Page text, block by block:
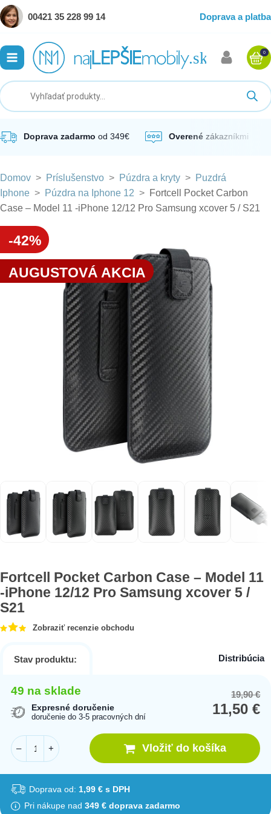
00421 35 228 99 14 Doprava a platba
0
Doprava zadarmo od 349€ Overené zákazníkmi
Domov > Príslušenstvo > Púzdra a kryty > Puzdrá
Iphone > Púzdra na Iphone 12 > Fortcell Pocket Carbon
Case – Model 11 -iPhone 12/12 Pro Samsung xcover 5 / S21
-42%
AUGUSTOVÁ AKCIA
Fortcell Pocket Carbon Case – Model 11
-iPhone 12/12 Pro Samsung xcover 5 /
S21
Zobraziť recenzie obchodu
Stav produktu: Distribúcia
49 na sklade
Expresné doručenie
doručenie do 3-5 pracovných dní
19,90€
11,50€
–
+ Vložiť do košíka
Doprava od: 1,99 € s DPH
Pri nákupe nad 349 € doprava zadarmo